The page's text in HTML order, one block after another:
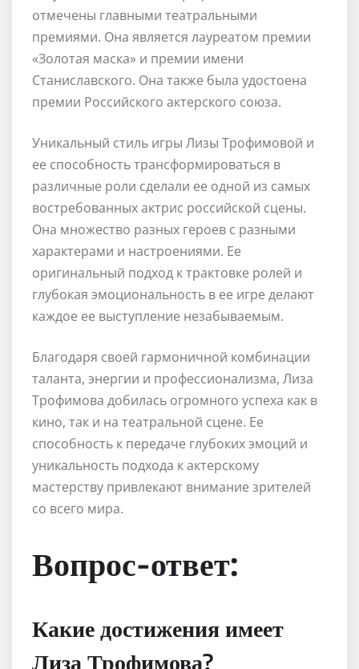
отмечены главными театральными
премиями. Она является лауреатом премии
«Золотая маска» и премии имени
Станиславского. Она также была удостоена
премии Российского актерского союза.
Уникальный стиль игры Лизы Трофимовой и
ее способность трансформироваться в
различные роли сделали ее одной из самых
востребованных актрис российской сцены.
Она множество разных героев с разными
характерами и настроениями. Ее
оригинальный подход к трактовке ролей и
глубокая эмоциональность в ее игре делают
каждое ее выступление незабываемым.
Благодаря своей гармоничной комбинации
таланта, энергии и профессионализма, Лиза
Трофимова добилась огромного успеха как в
кино, так и на театральной сцене. Ее
способность к передаче глубоких эмоций и
уникальность подхода к актерскому
мастерству привлекают внимание зрителей
со всего мира.
Вопрос-ответ:
Какие достижения имеет
Лиза Трофимова?